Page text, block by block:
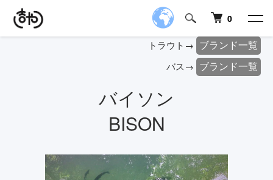
0
トラウト→ ブランド一覧
バス→ ブランド一覧
バイソン
BISON